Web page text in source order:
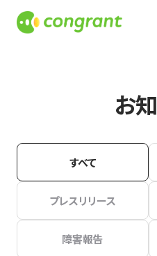
お
すべて
プレスリリース
障害報告